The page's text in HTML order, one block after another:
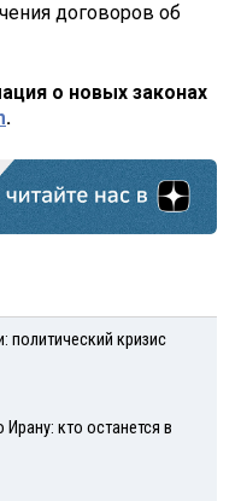
договоров об
о новых законах
.
политический кризис
кто останется в